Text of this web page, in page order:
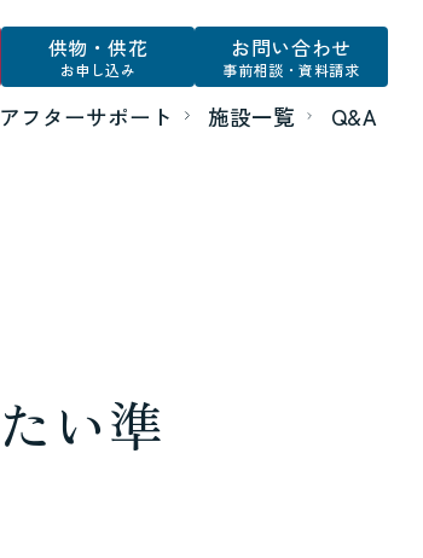
供物・供花
お申し込み
お問い合わせ
事前相談・資料請求
フターサポート 施設一覧 Q&A
い準